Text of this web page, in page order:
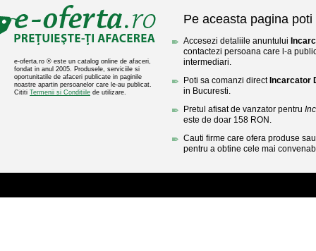
e-oferta.ro ® este un catalog online de afaceri,
fondat in anul 2005. Produsele, serviciile si
oportunitatile de afaceri publicate in paginile
noastre apartin persoanelor care le-au publicat.
Cititi Termenii si Conditiile de utilizare.
Pe aceasta pagina poti
Accesezi detaliile anuntului
contactezi persoana care l-a
intermediari.
Poti sa comanzi direct Incarcator
in Bucuresti.
Pretul afisat de vanzator pentru
este de doar 158 RON.
Cauti firme care ofera produse
pentru a obtine cele mai